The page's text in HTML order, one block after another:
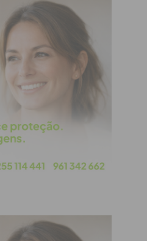
de Administração, Carlos
e disponibilidade dos
“ir ao encontro das
que é uma população
Hospital de Penafiel e o
um dos maiores
servindo uma
milhão de pessoas.”
cabendo a
Serviços aos seus